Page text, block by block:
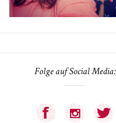
Folge auf Social Media: